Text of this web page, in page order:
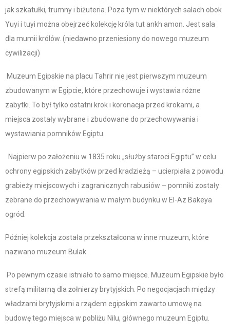
jak szkatułki, trumny i biżuteria. Poza tym w niektórych salach obok
Yuyi i tuyi można obejrzeć kolekcję króla tut ankh amon. Jest sala
dla mumii królów. (niedawno przeniesiony do nowego muzeum
cywilizacji)
Muzeum Egipskie na placu Tahrir nie jest pierwszym muzeum
zbudowanym w Egipcie, które przechowuje i wystawia różne
zabytki. To był tylko ostatni krok i koronacja przed krokami, a
miejsca zostały wybrane i zbudowane do przechowywania i
wystawiania pomników Egiptu.
Najpierw po założeniu w 1835 roku „służby staroci Egiptu” w celu
ochrony egipskich zabytków przed kradzieżą – ucierpiała z powodu
grabieży miejscowych i zagranicznych rabusiów – pomniki zostały
zebrane do przechowywania w małym budynku w El-Az Bakeya
ogród.
Później kolekcja została przekształcona w inne muzeum, które
nazwano muzeum Bulak.
Po pewnym czasie istniało to samo miejsce. Muzeum Egipskie było
strefą militarną dla żołnierzy brytyjskich. Po negocjacjach między
władzami brytyjskimi a rządem egipskim zawarto umowę na
budowę tego miejsca w pobliżu Nilu, głównego muzeum Egiptu.